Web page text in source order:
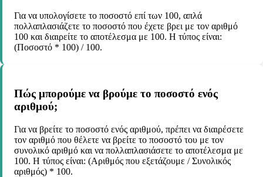
Για να υπολογίσετε το ποσοστό επί των 100, απλά
πολλαπλασιάζετε το ποσοστό που έχετε βρει με τον αριθμό
100 και διαιρείτε το αποτέλεσμα με 100. Η τύπος είναι:
(Ποσοστό * 100) / 100.
Πώς μπορούμε να βρούμε το ποσοστό ενός
αριθμού;
Για να βρείτε το ποσοστό ενός αριθμού, πρέπει να διαιρέσετε
τον αριθμό που θέλετε να βρείτε το ποσοστό του με τον
συνολικό αριθμό και να πολλαπλασιάσετε το αποτέλεσμα με
100. Η τύπος είναι: (Αριθμός που εξετάζουμε / Συνολικός
αριθμός) * 100.